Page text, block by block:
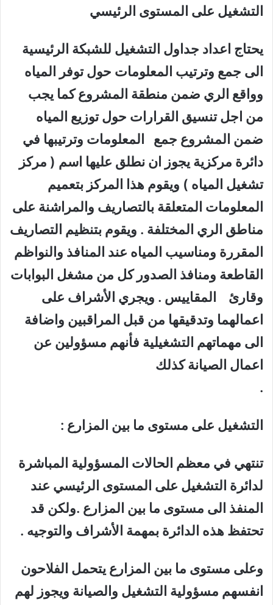
التشغيل على المستوى الرئيسي
يحتاج اعداد جداول التشغيل للشبكة الرئيسية
الى جمع وترتيب المعلومات حول توفر المياه
وواقع الري ضمن منطقة المشروع كما يجب
من اجل تنسيق القرارات حول توزيع المياه
ضمن المشروع جمع المعلومات وترتيبها في
دائرة مركزية يجوز ان نطلق عليها اسم ( مركز
تشغيل المياه ) ويقوم هذا المركز بتعميم
المعلومات المتعلقة بالتصاريف والمراشنة على
مناطق الري المختلفة . ويقوم بتنظيم التصاريف
المقررة ومناسيب المياه عند المنافذ والنواظم
القاطعة ومنافذ الصدور كل من مشغل البوابات
وقارئ المقاييس . ويجري الأشراف على
اعمالهما وتدقيقها من قبل المراقبين واضافة
الى مهماتهم التشغيلية فأنهم مسؤولين عن
اعمال الصيانة كذلك
.
التشغيل على مستوى ما بين المزارع :
تنتهي في معظم الحالات المسؤولية المباشرة
لدائرة التشغيل على المستوى الرئيسي عند
المنفذ الى مستوى ما بين المزارع .ولكن قد
تحتفظ هذه الدائرة بمهمة الأشراف والتوجيه .
وعلى مستوى ما بين المزارع يتحمل الفلاحون
انفسهم مسؤولية التشغيل والصيانة ويجوز لهم